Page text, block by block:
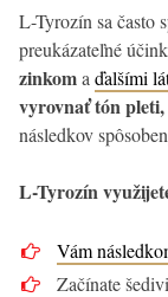
L-Tyrozín sa často
preukázateľné
zinkoma ďalšími
vyrovnať tón
následkov
L-Tyrozín
Vám
Začínate